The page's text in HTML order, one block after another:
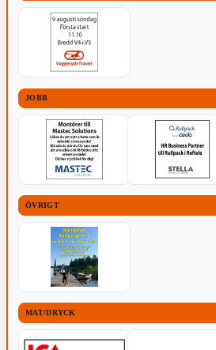
JOBB
ÖVRIGT
MAT/DRYCK